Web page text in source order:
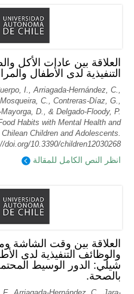
العلاقة بين عادات الأكل
التنفيذية لدى الأطفال
I., Arriagada-Hernández, C.,
C., Contreras-Díaz, G.,
D., & Delgado-Floody, P.
Habits with Mental Health and
Children and Adolescents.
doi.org/10.3390/children12030268
انظر النص الكامل للمقالة
العلاقة بين وقت الشاشة
والوظائف التنفيذية لدى
شيلي: الدور الوسيط
بالصحة.